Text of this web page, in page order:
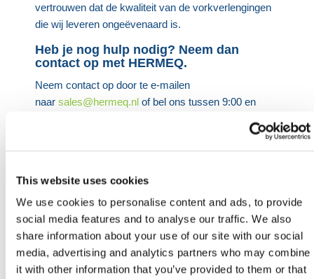
This website uses cookies
We use cookies to personalise content and ads, to provide
social media features and to analyse our traffic. We also
share information about your use of our site with our social
media, advertising and analytics partners who may combine
it with other information that you’ve provided to them or that
vertrouwen dat de kwaliteit van de vorkverlengingen
die wij leveren ongeëvenaard is.
Heb je nog hulp nodig? Neem dan
contact op met HERMEQ.
Neem contact op door te e-mailen
naarsales@hermeq.nl of bel ons tussen 9:00 en
Aanbevolen producten